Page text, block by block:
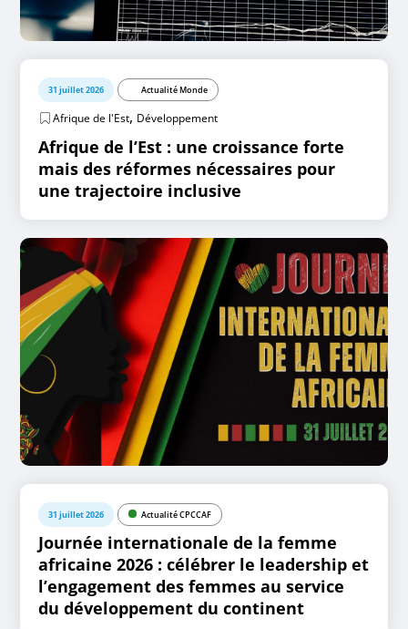
31 juillet 2026 Actualité Monde
Afrique de l'Est, Développement
Afrique de l’Est : une croissance forte
mais des réformes nécessaires pour
une trajectoire inclusive
31 juillet 2026 Actualité CPCCAF
Journée internationale de la femme
africaine 2026 : célébrer le leadership et
l’engagement des femmes au service
du développement du continent